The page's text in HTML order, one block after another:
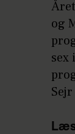
og
sex